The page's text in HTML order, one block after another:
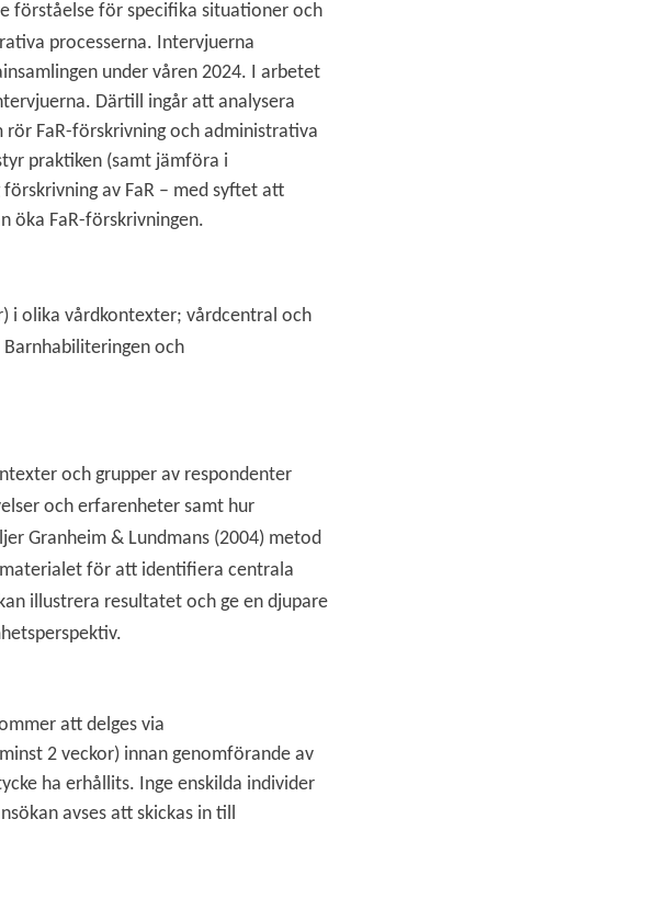
förståelse för specifika situationer och
processerna. Intervjuerna
under våren 2024. I arbetet
Därtill ingår att analysera
FaR-förskrivning och administrativa
praktiken (samt jämföra i
av FaR – med syftet att
öka FaR-förskrivningen.
i olika vårdkontexter; vårdcentral och
och
och grupper av respondenter
och erfarenheter samt hur
Granheim & Lundmans (2004) metod
för att identifiera centrala
illustrera resultatet och ge en djupare
att delges via
2 veckor) innan genomförande av
ha erhållits. Inge enskilda individer
avses att skickas in till